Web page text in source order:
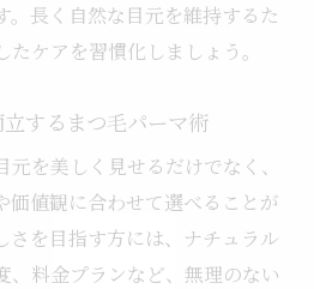
。長く自然な目元を維持するた
ケアを習慣化しましょう。
するまつ毛パーマ術
を美しく見せるだけでなく、
価値観に合わせて選べることが
さを目指す方には、ナチュラル
、料金プランなど、無理のない